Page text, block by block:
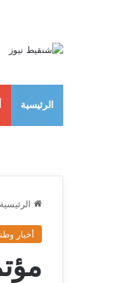
الرئيسية
الرئيسية
أخبار